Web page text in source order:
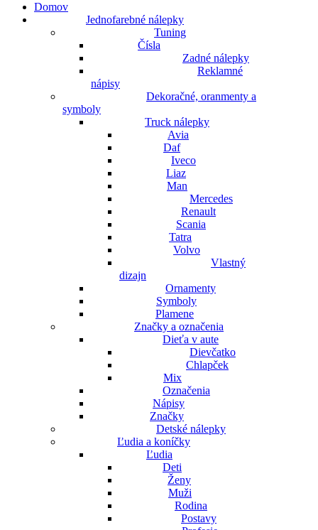
Domov
Jednofarebné nálepky
Tuning
Čísla
Zadné nálepky
Reklamné
nápisy
Dekoračné, oranmenty a
symboly
Truck nálepky
Avia
Daf
Iveco
Liaz
Man
Mercedes
Renault
Scania
Tatra
Volvo
Vlastný
dizajn
Ornamenty
Symboly
Plamene
Značky a označenia
Dieťa v aute
Dievčatko
Chlapček
Mix
Označenia
Nápisy
Značky
Detské nálepky
Ľudia a koníčky
Ľudia
Deti
Ženy
Muži
Rodina
Postavy